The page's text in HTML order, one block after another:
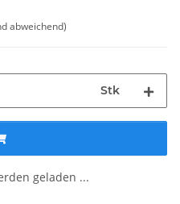
abweichend)
Stk
geladen ...